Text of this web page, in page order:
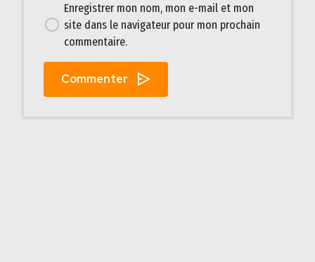
Enregistrer mon nom, mon e-mail et mon
site dans le navigateur pour mon prochain
commentaire.
Commenter